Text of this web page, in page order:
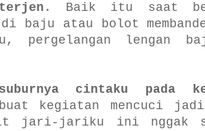
. Baik itu saat
di baju atau bolot
pergelangan lengan
cintaku pada
kegiatan mencuci
jari-jariku ini nggak